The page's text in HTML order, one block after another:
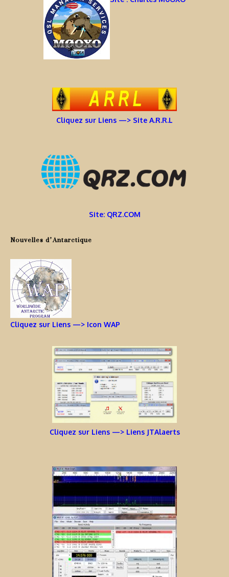
Cliquez sur Liens —> Site A.R.R.L
Site: QRZ.COM
Nouvelles d’Antarctique
Cliquez sur Liens —> Icon WAP
Cliquez sur Liens —> Liens JTAlaerts